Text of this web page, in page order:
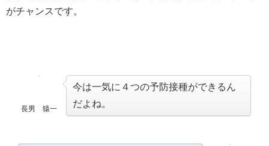
がチャンスです。
長男 猿一
今は一気に４つの予防接種ができるん
だよね。